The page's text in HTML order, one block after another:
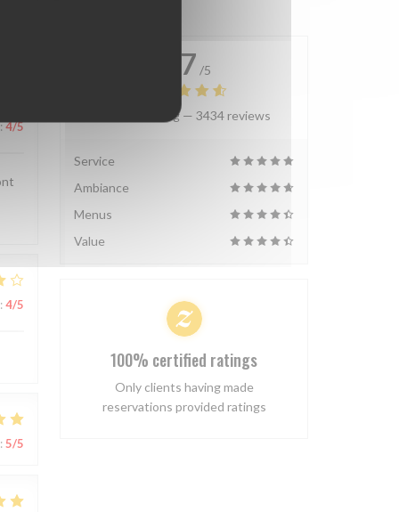
4/5
: 4/5
: 5/5
4.7 /5
Average rating — 3434 reviews
Service
Ambiance
Menus
Value
100% certified ratings
Only clients having made
reservations provided ratings